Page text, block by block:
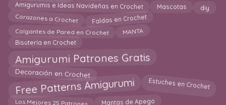
Amigurumis e Ideas Navideñas en Crochet Mascotas diy
Corazones a Crochet Faldas en Crochet
Colgantes de Pared en Crochet MANTA
Bisutería en Crochet
Amigurumi Patrones Gratis
Decoración en Crochet
Free Patterns Amigurumi Estuches en Crochet
Los Mejores 25 Patrones Mantas de Apego